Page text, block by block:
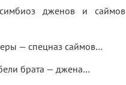
дженов и саймов
— спецназ саймов…
брата — джена…